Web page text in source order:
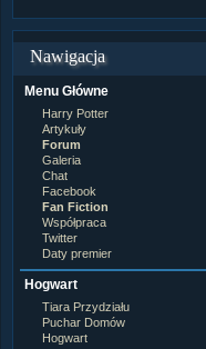
Nawigacja
Menu Główne
Harry Potter
Artykuły
Forum
Galeria
Chat
Facebook
Fan Fiction
Współpraca
Twitter
Daty premier
Hogwart
Tiara Przydziału
Puchar Domów
Hogwart